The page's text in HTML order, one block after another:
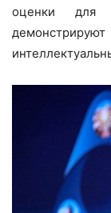
оценки для